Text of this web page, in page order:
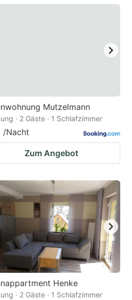
Mutzelmann
· 2 Gäste · 1 Schlafzimmer
/Nacht
Zum Angebot
Henke
· 2 Gäste · 1 Schlafzimmer